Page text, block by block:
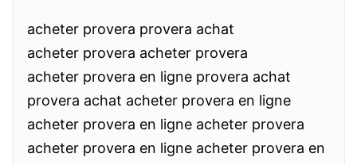
acheter provera provera achat
acheter provera acheter provera
acheter provera en ligne provera achat
provera achat acheter provera en ligne
acheter provera en ligne acheter provera
acheter provera en ligne acheter provera en